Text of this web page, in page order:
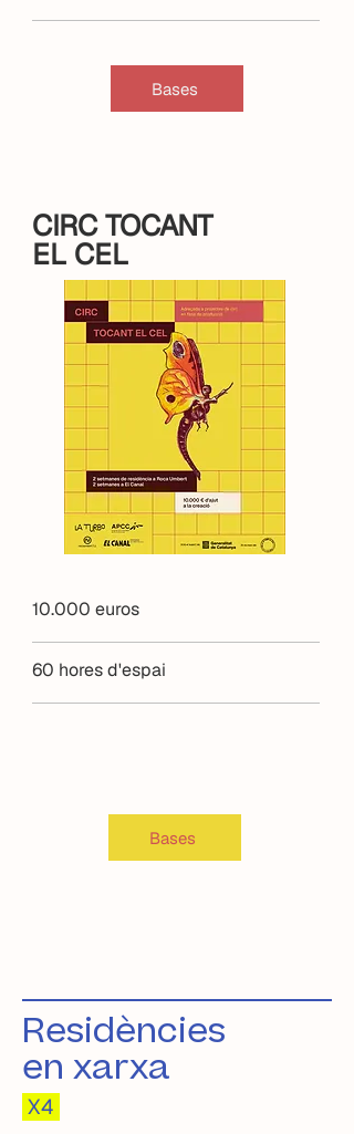
Bases
CIRC TOCANT
EL CEL
10.000 euros
60 hores d'espai
Bases
Residències
en xarxa
X4